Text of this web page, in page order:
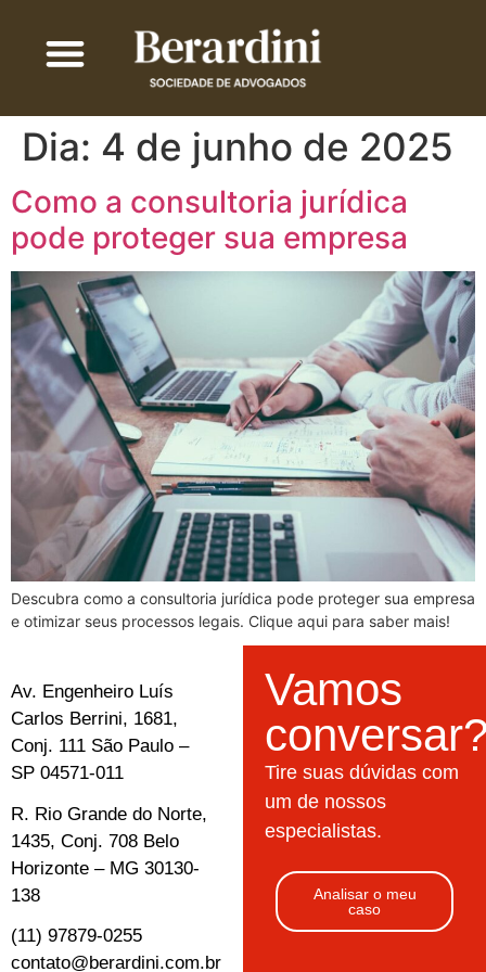
Dia: 4 de junho de 2025
Como a consultoria jurídica
pode proteger sua empresa
Descubra como a consultoria jurídica pode proteger sua empresa
e otimizar seus processos legais. Clique aqui para saber mais!
Av. Engenheiro Luís
Carlos Berrini, 1681,
Conj. 111 São Paulo –
SP 04571-011
R. Rio Grande do Norte,
1435, Conj. 708 Belo
Horizonte – MG 30130-
138
(11) 97879-0255
contato@berardini.com.br
Vamos
Tire suas dúvidas com
um de nossos
especialistas.
Analisar o meu
caso